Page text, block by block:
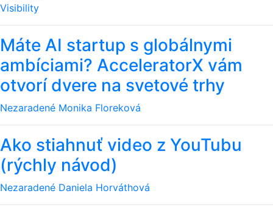
Visibility
Máte AI startup s globálnymi
ambíciami? AcceleratorX vám
otvorí dvere na svetové trhy
Nezaradené Monika Floreková
Ako stiahnuť video z YouTubu
(rýchly návod)
Nezaradené Daniela Horváthová